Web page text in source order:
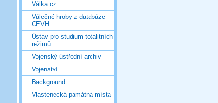
Válka.cz
Válečné hroby z databáze
CEVH
Ústav pro studium totalitních
režimů
Vojenský ústřední archiv
Vojenství
Background
Vlastenecká památná místa